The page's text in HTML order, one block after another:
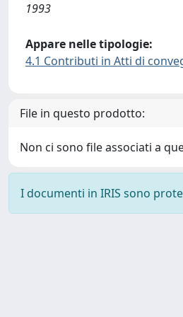
1993
Appare nelle tipologie:
4.1 Contributi in Atti di
File in questo prodotto:
Non ci sono file associati a
I documenti in IRIS sono